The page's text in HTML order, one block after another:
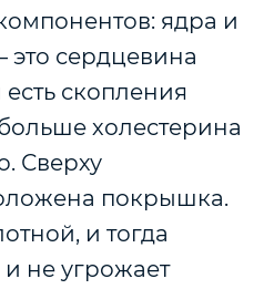
ядра и
сердцевина
скопления
холестерина
Сверху
покрышка.
и тогда
не угрожает